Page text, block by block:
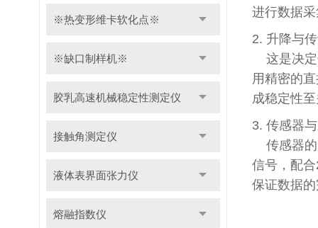
※热变形维卡软化点※
※缺口制样机※
胶乳高速机械稳定性测定仪
接触角测定仪
液体表界面张力仪
熔融指数仪
进行数据
2. 升降与
这是决定
用精密的
成稳定性
3. 传感器
传感器的
信号，配
保证数据